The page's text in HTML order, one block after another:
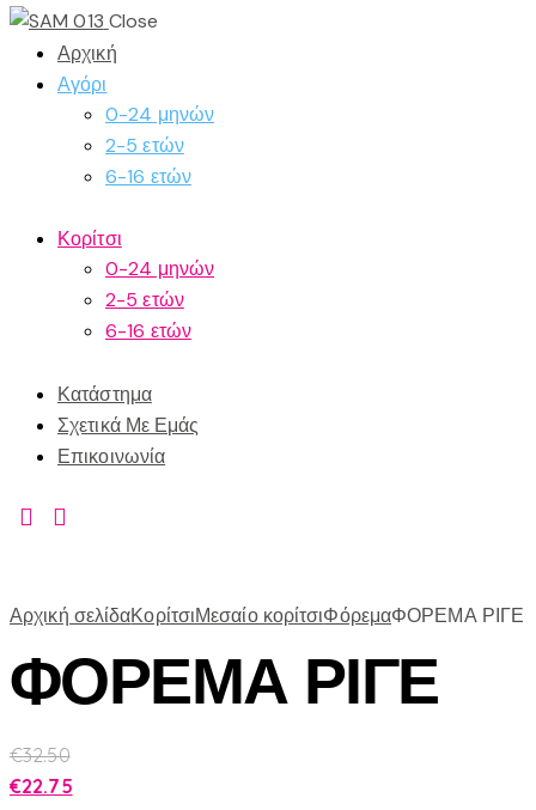
Close
Αρχική
Αγόρι
0-24 μηνών
2-5 ετών
6-16 ετών
Κορίτσι
0-24 μηνών
2-5 ετών
6-16 ετών
Κατάστημα
Σχετικά Με Εμάς
Επικοινωνία
Αρχική σελίδαΚορίτσιΜεσαίο κορίτσιΦόρεμαΦΟΡΕΜΑ ΡΙΓΕ
ΦΟΡΕΜΑ ΡΙΓΕ
€32.50
€22.75